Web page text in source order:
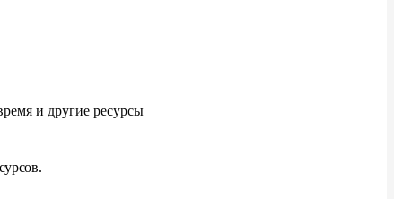
и другие ресурсы